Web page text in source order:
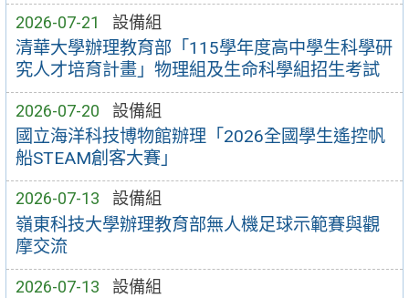
2026-07-21 設備組
清華大學辦理教育部「115學年度高中學生科學研
究人才培育計畫」物理組及生命科學組招生考試
2026-07-20 設備組
國立海洋科技博物館辦理「2026全國學生遙控帆
船STEAM創客大賽」
2026-07-13 設備組
嶺東科技大學辦理教育部無人機足球示範賽與觀
摩交流
2026-07-13 設備組